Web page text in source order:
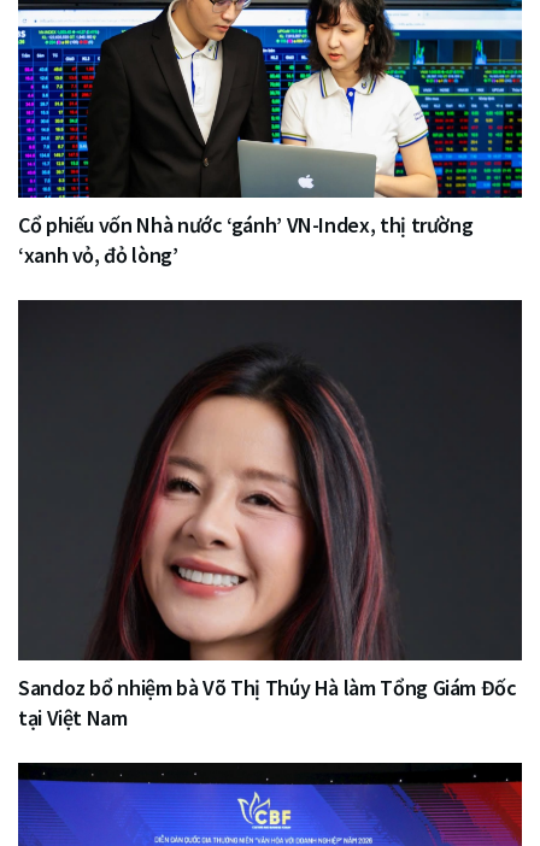
Cổ phiếu vốn Nhà nước ‘gánh’ VN-Index, thị trường
‘xanh vỏ, đỏ lòng’
Sandoz bổ nhiệm bà Võ Thị Thúy Hà làm Tổng Giám Đốc
tại Việt Nam